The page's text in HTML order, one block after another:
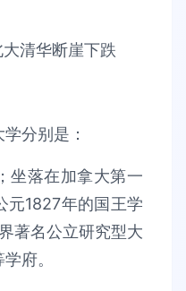
分别是：
坐落在加拿大第一
元1827年的国王学
著名公立研究型大
府。